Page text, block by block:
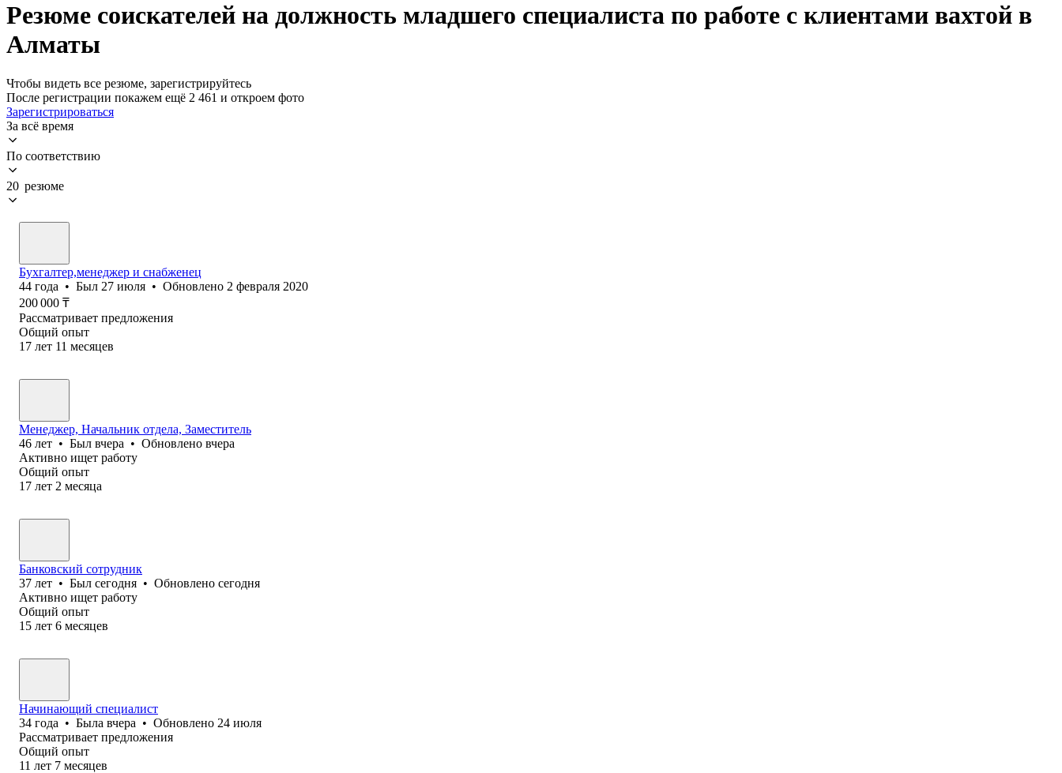
Резюме соискателей на должность младшего специалиста по работе с клиентами вахтой в
Алматы
Чтобы видеть все резюме, зарегистрируйтесь
После регистрации покажем ещё 2 461 и откроем фото
Зарегистрироваться
За всё время
По соответствию
20 резюме
Бухгалтер,менеджер и снабженец
44 года • Был 27 июля • Обновлено 2 февраля 2020
200 000 ₸
Рассматривает предложения
Общий опыт
17 лет 11 месяцев
Менеджер, Начальник отдела, Заместитель
46 лет • Был вчера • Обновлено вчера
Активно ищет работу
Общий опыт
17 лет 2 месяца
Банковский сотрудник
37 лет • Был сегодня • Обновлено сегодня
Активно ищет работу
Общий опыт
15 лет 6 месяцев
Начинающий специалист
34 года • Была вчера • Обновлено 24 июля
Рассматривает предложения
Общий опыт
11 лет 7 месяцев